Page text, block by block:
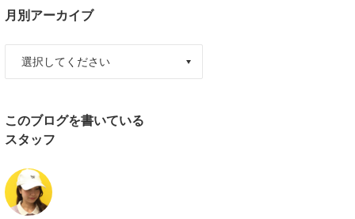
月別アーカイブ
このブログを書いている
スタッフ